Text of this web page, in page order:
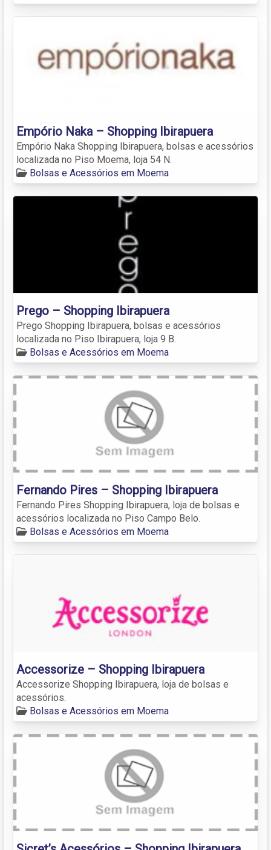
Empório Naka – Shopping Ibirapuera
Empório Naka Shopping Ibirapuera, bolsas e acessórios
localizada no Piso Moema, loja 54 N.
Bolsas e Acessórios em Moema
Prego – Shopping Ibirapuera
Prego Shopping Ibirapuera, bolsas e acessórios
localizada no Piso Ibirapuera, loja 9 B.
Bolsas e Acessórios em Moema
Fernando Pires – Shopping Ibirapuera
Fernando Pires Shopping Ibirapuera, loja de bolsas e
acessórios localizada no Piso Campo Belo.
Bolsas e Acessórios em Moema
Accessorize – Shopping Ibirapuera
Accessorize Shopping Ibirapuera, loja de bolsas e
acessórios.
Bolsas e Acessórios em Moema